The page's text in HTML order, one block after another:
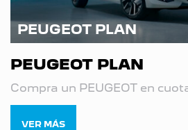
PEUGEOT PLAN
PEUGEOT PLAN
Compra un PEUGEOT en
VER MÁS